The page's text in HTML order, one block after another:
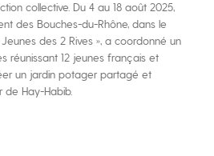
collective. Du 4 au 18 août 2025,
des Bouches-du-Rhône, dans le
des 2 Rives », a coordonné un
réunissant 12 jeunes français et
un jardin potager partagé et
de Hay-Habib.